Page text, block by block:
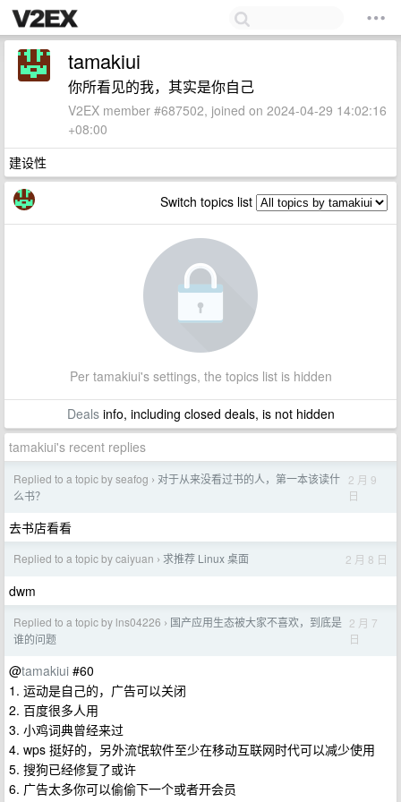
tamakiui
你所看见的我，其实是你自己
V2EX member #687502, joined on 2024-04-29 14:02:16
+08:00
建设性
Switch topics list
Per tamakiui's settings, the topics list is hidden
Dealsinfo, including closed deals, is not hidden
tamakiui's recent replies
Replied to a topic by seafog › 对于从来没看过书的人，第一本该读什
么书？
2 月 9
日
去书店看看
Replied to a topic by caiyuan › 求推荐 Linux 桌面 2 月 8 日
dwm
Replied to a topic by lns04226 › 国产应用生态被大家不喜欢，到底是
谁的问题
2 月 7
日
@tamakiui #60
1. 运动是自己的，广告可以关闭
2. 百度很多人用
3. 小鸡词典曾经来过
4. wps 挺好的，另外流氓软件至少在移动互联网时代可以减少使用
5. 搜狗已经修复了或许
6. 广告太多你可以偷偷下一个或者开会员